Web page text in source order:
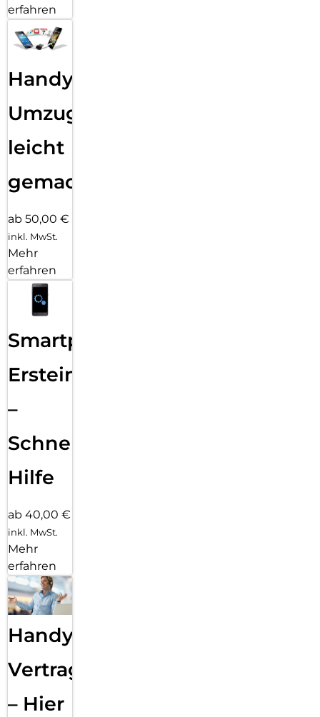
erfahren
Handy
Umzug
leicht
gemacht!
ab 50,00 €
inkl. MwSt.
Mehr
erfahren
Smartphone
Ersteinrichtung
–
Schnelle
Hilfe
ab 40,00 €
inkl. MwSt.
Mehr
erfahren
Handy
Vertragsabwicklung
– Hier